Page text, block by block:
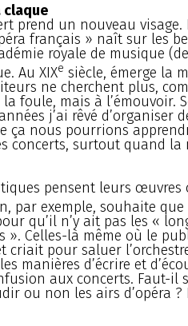
claque
prend un nouveau visage.
français » naît sur les
royale de musique
Au XIXe siècle, émerge la
ne cherchent plus,
foule, mais à l’émouvoir.
j’ai rêvé d’organiser
ça nous pourrions
concerts, surtout quand la
pensent leurs œuvres
par exemple, souhaite que
qu’il n’y ait pas les «
Celles-là même où le
criait pour saluer
manières d’écrire et
aux concerts. Faut-il
ou non les airs d’opéra ?